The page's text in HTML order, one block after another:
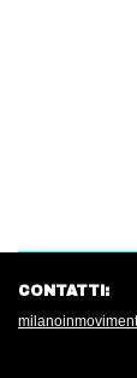
CONTATTI: